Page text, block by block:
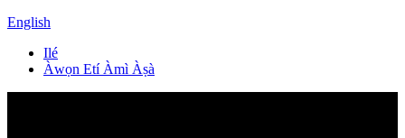
English
Ilé
Àwọn Etí Àmì Àṣà